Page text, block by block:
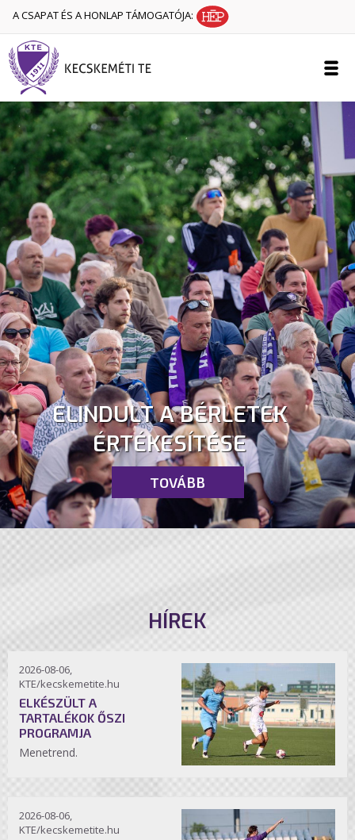
A CSAPAT ÉS A HONLAP TÁMOGATÓJA:
ELINDULT A BÉRLETEK
ÉRTÉKESÍTÉSE
TOVÁBB
HÍREK
2026-08-06,
KTE/kecskemetite.hu
ELKÉSZÜLT A
TARTALÉKOK ŐSZI
PROGRAMJA
Menetrend.
2026-08-06,
KTE/kecskemetite.hu